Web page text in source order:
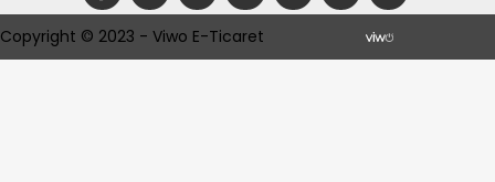
Copyright © 2023 - Viwo E-Ticaret